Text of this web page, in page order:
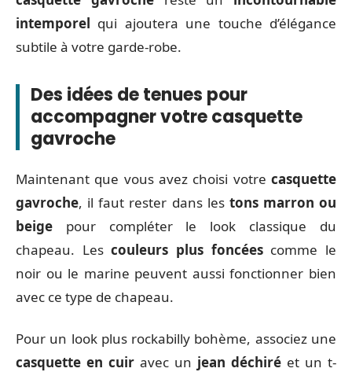
intemporel qui ajoutera une touche d’élégance
subtile à votre garde-robe.
Des idées de tenues pour
accompagner votre casquette
gavroche
Maintenant que vous avez choisi votre casquette
gavroche, il faut rester dans les tons marron ou
beige pour compléter le look classique du
chapeau. Lescouleurs plus foncéescomme le
noir ou le marine peuvent aussi fonctionner bien
avec ce type de chapeau.
Pour un look plus rockabilly bohème, associez une
casquette en cuir avec un jean déchiré et un t-